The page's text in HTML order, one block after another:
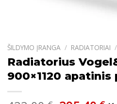
ŠILDYMO ĮRANGA / RADIATORIAI /
Radiatorius
900×1120